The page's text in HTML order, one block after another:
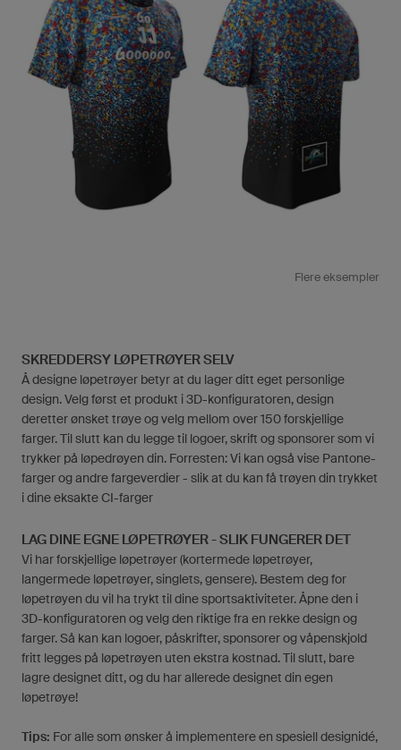
Flere eksempler
SKREDDERSY LØPETRØYER SELV
Å designe løpetrøyer betyr at du lager ditt eget personlige
design. Velg først et produkt i 3D-konfiguratoren, design
deretter ønsket trøye og velg mellom over 150 forskjellige
farger. Til slutt kan du legge til logoer, skrift og sponsorer som vi
trykker på løpedrøyen din. Forresten: Vi kan også vise Pantone-
farger og andre fargeverdier - slik at du kan få trøyen din trykket
i dine eksakte CI-farger
LAG DINE EGNE LØPETRØYER - SLIK FUNGERER DET
Vi har forskjellige løpetrøyer (kortermede løpetrøyer,
langermede løpetrøyer, singlets, gensere). Bestem deg for
løpetrøyen du vil ha trykt til dine sportsaktiviteter. Åpne den i
3D-konfiguratoren og velg den riktige fra en rekke design og
farger. Så kan kan logoer, påskrifter, sponsorer og våpenskjold
fritt legges på løpetrøyen uten ekstra kostnad. Til slutt, bare
lagre designet ditt, og du har allerede designet din egen
løpetrøye!
Tips: For alle som ønsker å implementere en spesiell designidé,